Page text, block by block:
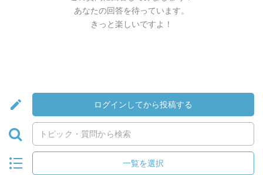
あなたの回答を待っています。
きっと楽しいですよ！
ログインしてから投稿する
一覧を選択